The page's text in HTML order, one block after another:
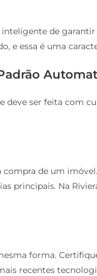
de
e essa é uma
ser feita com
de um
principais. Na
forma.
recentes